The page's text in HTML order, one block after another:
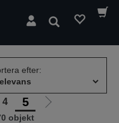
Sök
efter:
4 5
Gå
objekt